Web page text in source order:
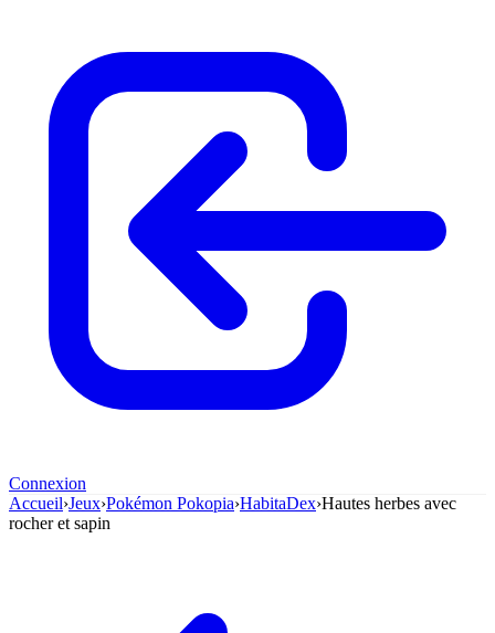
Connexion
Accueil›Jeux›Pokémon Pokopia›HabitaDex›Hautes herbes avec
rocher et sapin